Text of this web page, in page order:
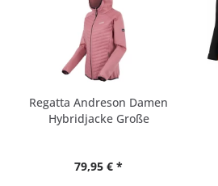
Regatta Andreson Damen
Hybridjacke Große
79,95 € *